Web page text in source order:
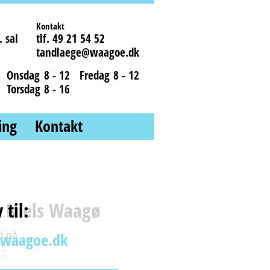
Kontakt
tlf. 49 21 54 52
tandlaege@waagoe.dk
sal
Onsdag 8 - 12 Fredag 8 - 12
Torsdag 8 - 16
Kontakt
Waagø
på
til:bare
online